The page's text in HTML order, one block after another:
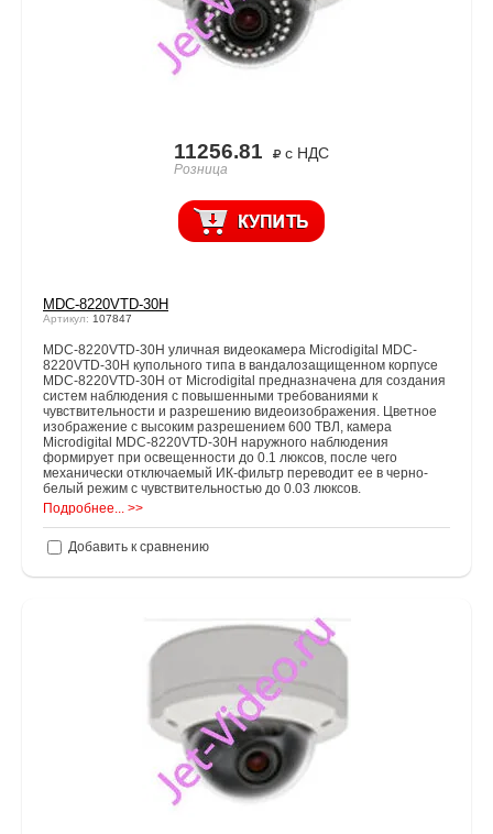
11256.81 с НДС
Розница
MDC-8220VTD-30H
Артикул: 107847
MDC-8220VTD-30H уличная видеокамера Microdigital MDC-
8220VTD-30H купольного типа в вандалозащищенном корпусе
MDC-8220VTD-30H от Microdigital предназначена для создания
систем наблюдения с повышенными требованиями к
чувствительности и разрешению видеоизображения. Цветное
изображение с высоким разрешением 600 ТВЛ, камера
Microdigital MDC-8220VTD-30H наружного наблюдения
формирует при освещенности до 0.1 люксов, после чего
механически отключаемый ИК-фильтр переводит ее в черно-
белый режим с чувствительностью до 0.03 люксов.
Подробнее... >>
Добавить к сравнению